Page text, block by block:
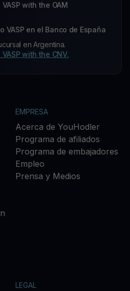
with the OAM
VASP en el Banco de España
en Argentina.
with the CNV.
EMPRESA
Acerca de YouHodler
Programa de afiliados
Programa de embajadores
Empleo
Prensa y Medios
LEGAL